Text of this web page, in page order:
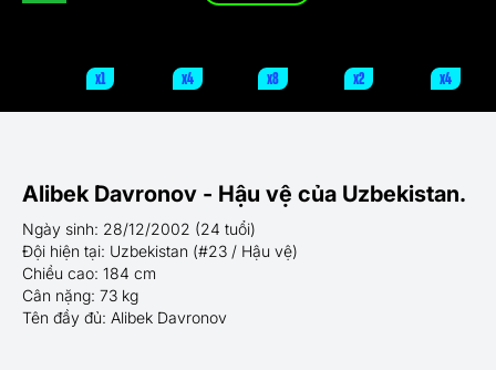
x1 x4 x8 x2 x4
Alibek Davronov - Hậu vệ của Uzbekistan.
Ngày sinh: 28/12/2002 (24 tuổi)
Đội hiện tại: Uzbekistan (#23 / Hậu vệ)
Chiều cao: 184 cm
Cân nặng: 73 kg
Tên đầy đủ: Alibek Davronov